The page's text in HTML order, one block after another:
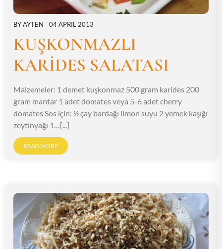
BYAYTEN 04 APRIL 2013
KUŞKONMAZLI
KARİDES SALATASI
Malzemeler: 1 demet kuşkonmaz 500 gram karides 200
gram mantar 1 adet domates veya 5-6 adet cherry
domates Sos için: ½ çay bardağı limon suyu 2 yemek kaşığı
zeytinyağı 1…[...]
READ MORE